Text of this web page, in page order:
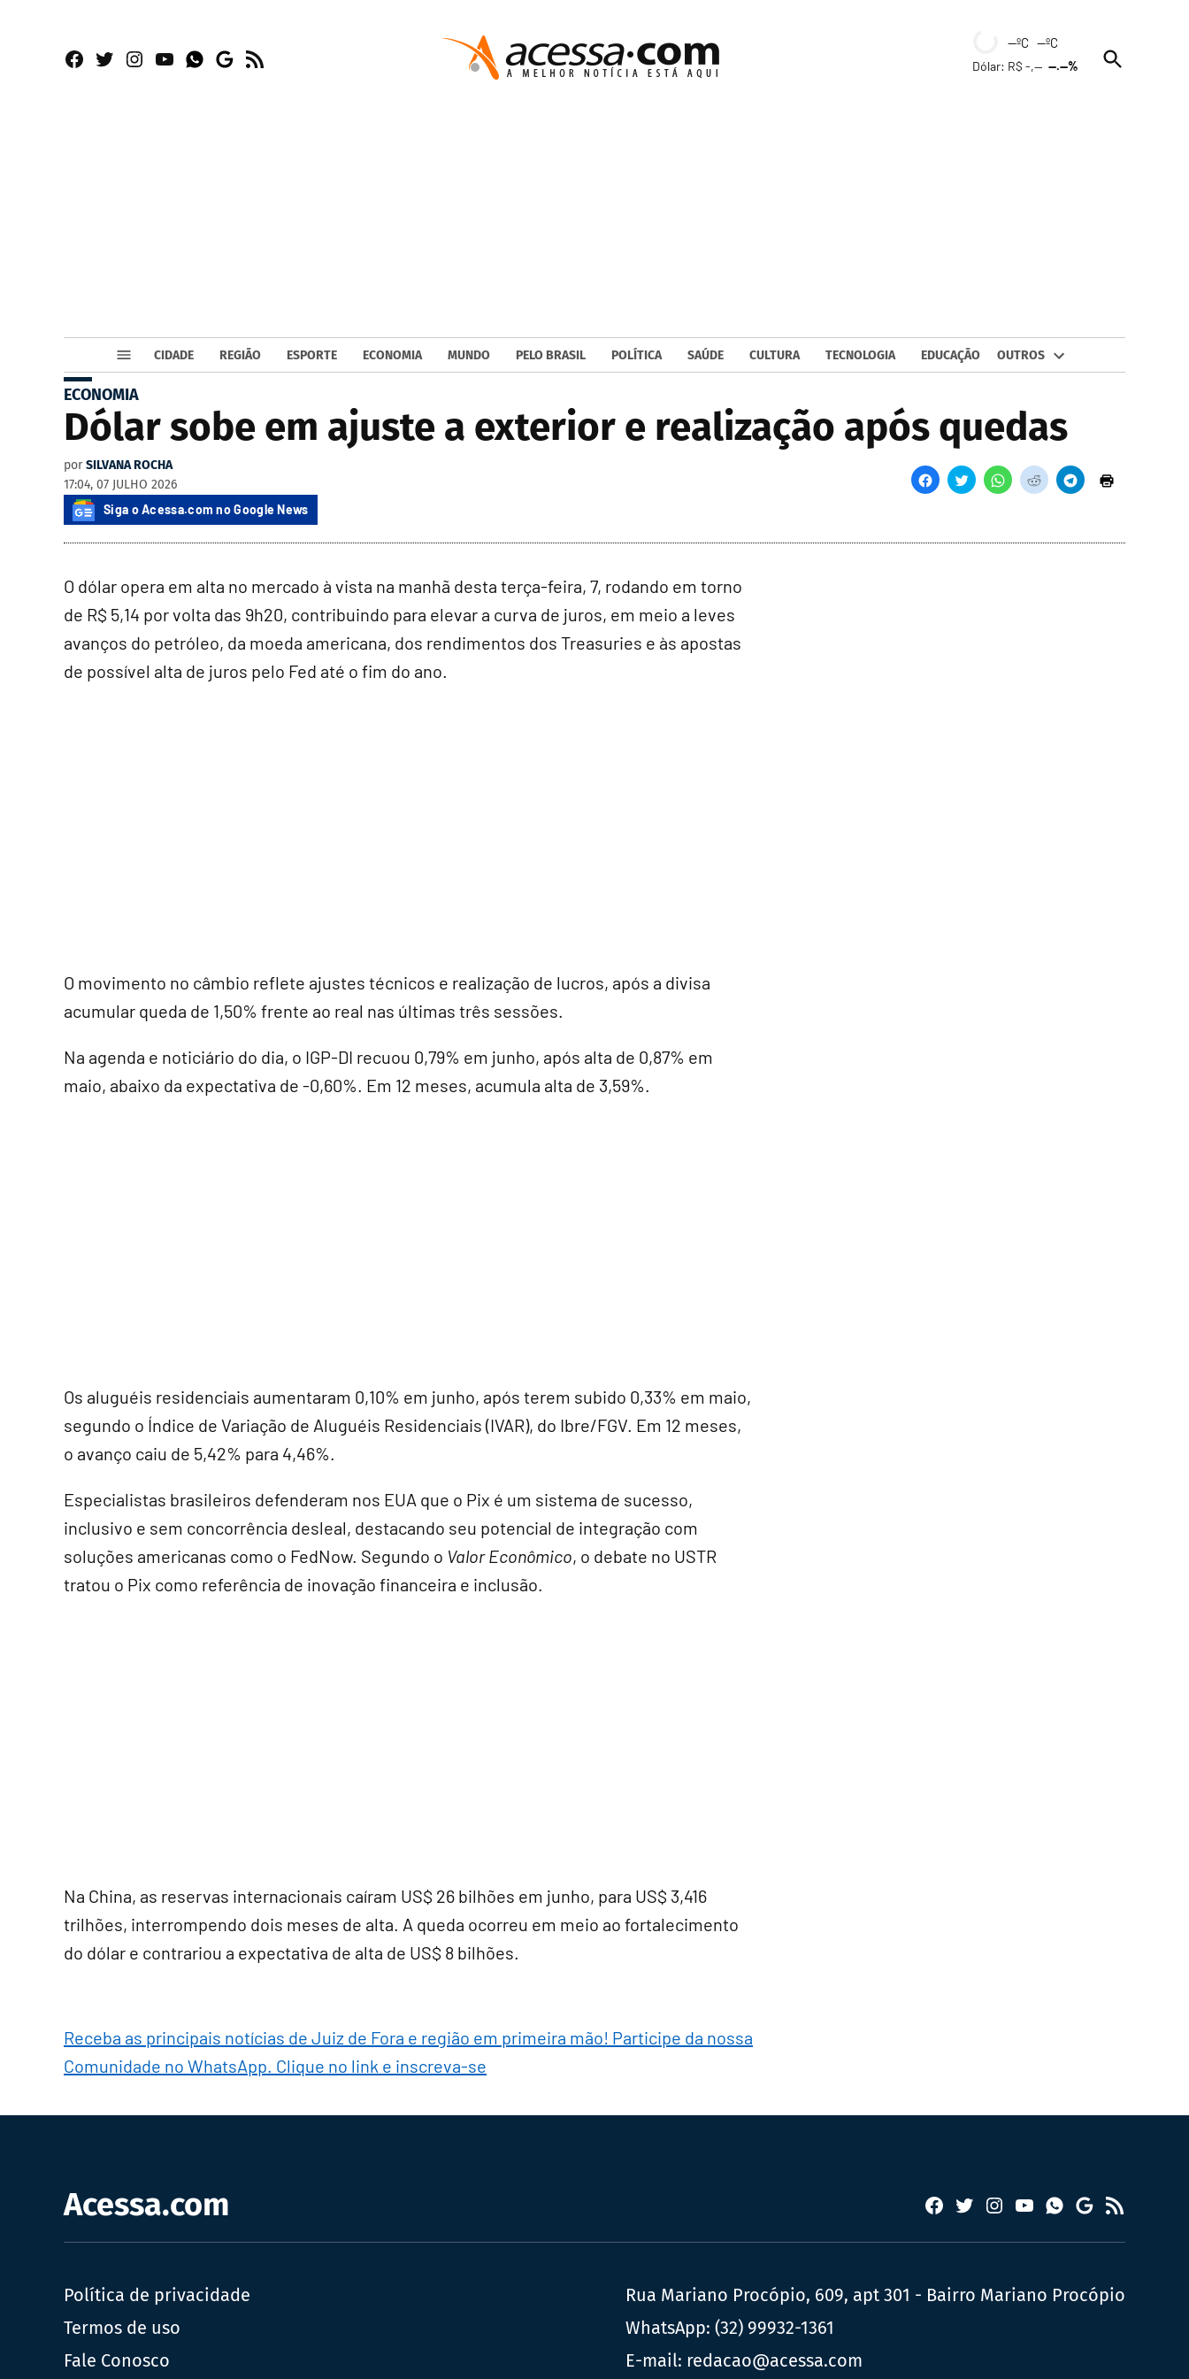
Facebook
TwitterInstagram
YouTubeWhatsapp
Google
RSS
--ºC --ºC
Dólar: R$ -,----.--%
Open
Search
CIDADE REGIÃO ESPORTE ECONOMIA MUNDO PELO BRASIL POLÍTICA SAÚDE CULTURA TECNOLOGIA EDUCAÇÃO OUTROS
ECONOMIA
Dólar sobe em ajuste a exterior e realização após quedas
por SILVANA ROCHA
17:04, 07 JULHO 2026
Siga o Acessa.com no Google News
O dólar opera em alta no mercado à vista na manhã desta terça-feira, 7, rodando em torno
de R$ 5,14 por volta das 9h20, contribuindo para elevar a curva de juros, em meio a leves
avanços do petróleo, da moeda americana, dos rendimentos dos Treasuries e às apostas
de possível alta de juros pelo Fed até o fim do ano.
O movimento no câmbio reflete ajustes técnicos e realização de lucros, após a divisa
acumular queda de 1,50% frente ao real nas últimas três sessões.
Na agenda e noticiário do dia, o IGP-DI recuou 0,79% em junho, após alta de 0,87% em
maio, abaixo da expectativa de -0,60%. Em 12 meses, acumula alta de 3,59%.
Os aluguéis residenciais aumentaram 0,10% em junho, após terem subido 0,33% em maio,
segundo o Índice de Variação de Aluguéis Residenciais (IVAR), do Ibre/FGV. Em 12 meses,
o avanço caiu de 5,42% para 4,46%.
Especialistas brasileiros defenderam nos EUA que o Pix é um sistema de sucesso,
inclusivo e sem concorrência desleal, destacando seu potencial de integração com
soluções americanas como o FedNow. Segundo o Valor Econômico, o debate no USTR
tratou o Pix como referência de inovação financeira e inclusão.
Na China, as reservas internacionais caíram US$ 26 bilhões em junho, para US$ 3,416
trilhões, interrompendo dois meses de alta. A queda ocorreu em meio ao fortalecimento
do dólar e contrariou a expectativa de alta de US$ 8 bilhões.
Receba as principais notícias de Juiz de Fora e região em primeira mão! Participe da nossa
Comunidade no WhatsApp. Clique no link e inscreva-se
Acessa.com Facebook
TwitterInstagram
YouTubeWhatsapp
Google
News
RSS
Política de privacidade
Termos de uso
Fale Conosco
Rua Mariano Procópio, 609, apt 301 - Bairro Mariano Procópio
WhatsApp: (32) 99932-1361
E-mail: redacao@acessa.com